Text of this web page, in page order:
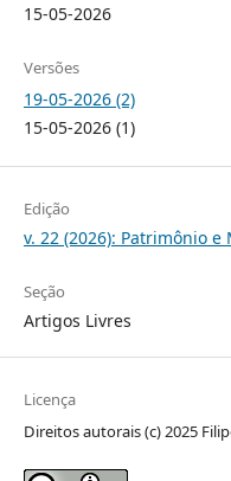
15-05-2026
Versões
19-05-2026 (2)
15-05-2026 (1)
Edição
v. 22 (2026): Patrimônio e
Seção
Artigos Livres
Licença
Direitos autorais (c) 2025